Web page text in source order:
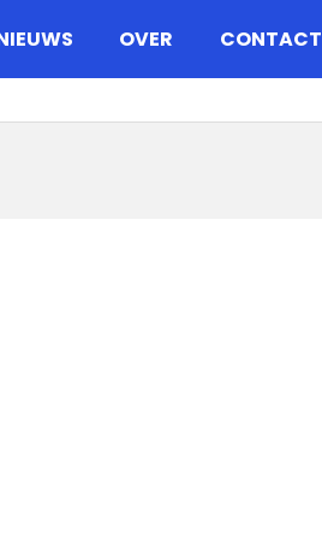
OVER CONTACT